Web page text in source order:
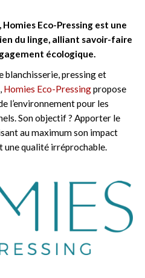
Eco-Pressing est une
du linge, alliant savoir-faire
écologique.
blanchisserie, pressing et
Homies Eco-Pressingpropose
l’environnement pour les
Son objectif ? Apporter le
au maximum son impact
une qualité irréprochable.